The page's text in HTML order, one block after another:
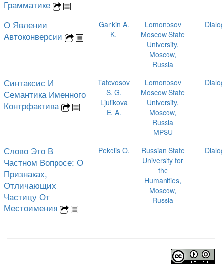
Грамматике
О Явлении
Автоконверсии
Gankin A.
K.
Lomonosov
Moscow State
University,
Moscow,
Russia
Синтаксис И
Семантика Именного
Контрфактива
Tatevosov
S. G.
Ljutikova
E. A.
Lomonosov
Moscow State
University,
Moscow,
Russia
MPSU
Слово Это В
Частном Вопросе: О
Признаках,
Отличающих
Частицу От
Местоимения
Pekelis O.
Russian State
University for
the
Humanities,
Moscow,
Russia